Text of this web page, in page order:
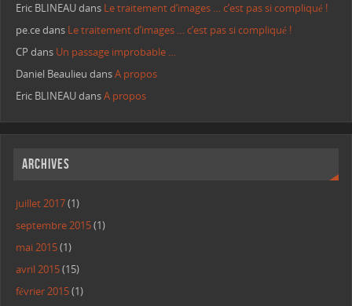
Eric BLINEAUdans Le traitement d’images … c’est pas si compliqué !
pe.cedans Le traitement d’images … c’est pas si compliqué !
CP dans Un passage improbable …
Daniel Beaulieu dansA propos
Eric BLINEAUdansA propos
Archives
juillet 2017(1)
septembre 2015(1)
mai 2015(1)
avril 2015(15)
février 2015(1)